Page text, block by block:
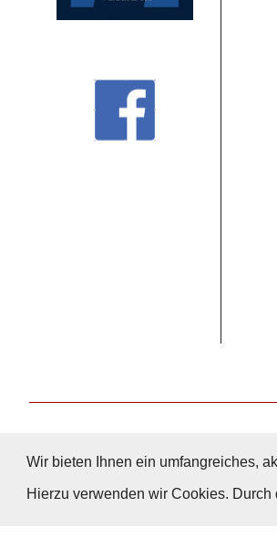
Wir bieten Ihnen ein umfangreiches,
Hierzu verwenden wir Cookies.